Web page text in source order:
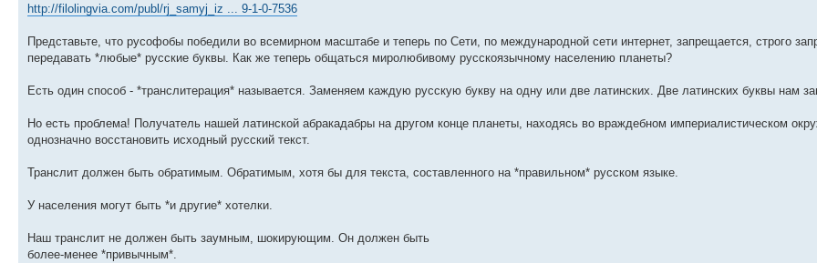
http://filolingvia.com/publ/rj_samyj_iz ... 9-1-0-7536
Представьте, что русофобы победили во всемирном масштабе и теперь по Сети, по международной сети интернет, запрещается, строго
передавать *любые* русские буквы. Как же теперь общаться миролюбивому русскоязычному населению планеты?
Есть один способ - *транслитерация* называется. Заменяем каждую русскую букву на одну или две латинских. Две латинских буквы нам
Но есть проблема! Получатель нашей латинской абракадабры на другом конце планеты, находясь во враждебном империалистическом
однозначно восстановить исходный русский текст.
Транслит должен быть обратимым. Обратимым, хотя бы для текста, составленного на *правильном* русском языке.
У населения могут быть *и другие* хотелки.
Наш транслит не должен быть заумным, шокирующим. Он должен быть
более-менее *привычным*.